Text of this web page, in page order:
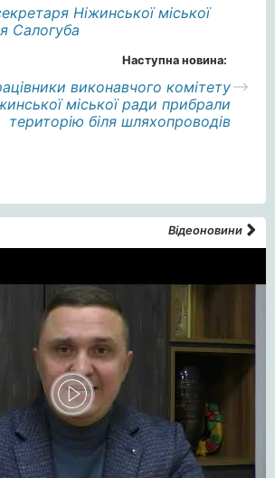
Ніжинської міської
Салогуба
Наступна новина:
виконавчого комітету
міської ради прибрали
територію біля шляхопроводів
Відеоновини